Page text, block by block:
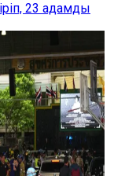
23 адамды